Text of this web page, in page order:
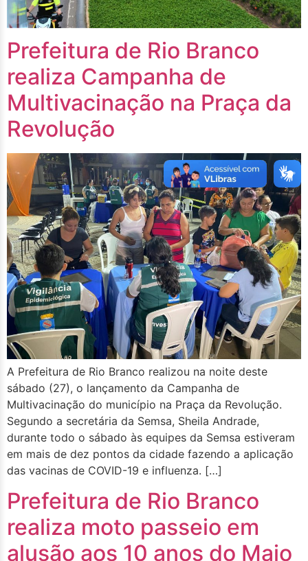
Prefeitura de Rio Branco
realiza Campanha de
Multivacinação na Praça da
Revolução
A Prefeitura de Rio Branco realizou na noite deste
sábado (27), o lançamento da Campanha de
Multivacinação do município na Praça da Revolução.
Segundo a secretária da Semsa, Sheila Andrade,
durante todo o sábado às equipes da Semsa estiveram
em mais de dez pontos da cidade fazendo a aplicação
das vacinas de COVID-19 e influenza. […]
Prefeitura de Rio Branco
realiza moto passeio em
alusão aos 10 anos do Maio